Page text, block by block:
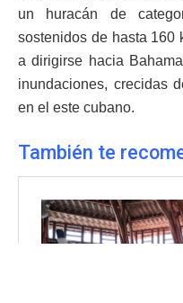
un huracán de
sostenidos de hasta 160
a dirigirse hacia
inundaciones, crecidas
en el este cubano.
También te